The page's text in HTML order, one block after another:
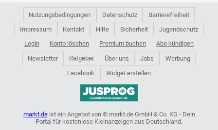
Nutzungsbedingungen Datenschutz
Barrierefreiheit
Impressum
Kontakt Hilfe Sicherheit
Jugendschutz
Login
Konto löschen Premium buchen Abo kündigen
Newsletter Ratgeber Über uns Jobs
Werbung
Facebook
Widget erstellen
markt.deist ein Angebot von © markt.de GmbH & Co. KG - Dein
Portal für kostenlose Kleinanzeigen aus Deutschland.